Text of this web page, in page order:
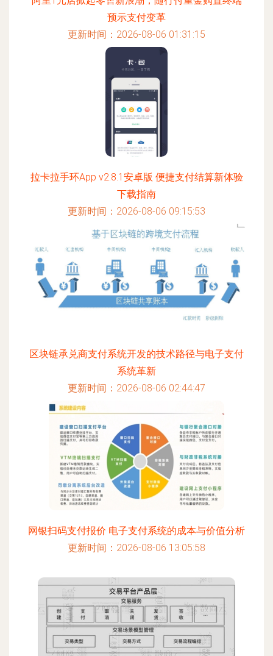
预示支付变革
更新时间：2026-08-06 01:31:15
拉卡拉手环App v2.8.1安卓版 便捷支付结算新体验
下载指南
更新时间：2026-08-06 09:15:53
区块链承兑商支付系统开发的技术路径与电子支付
系统革新
更新时间：2026-08-06 02:44:47
网银扫码支付报价 电子支付系统的成本与价值分析
更新时间：2026-08-06 13:05:58